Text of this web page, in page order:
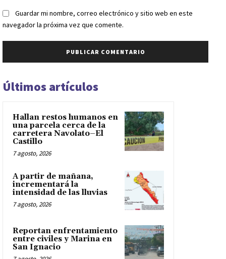
Guardar mi nombre, correo electrónico y sitio web en este
navegador la próxima vez que comente.
Últimos artículos
Hallan restos humanos en
una parcela cerca de la
carretera Navolato–El
Castillo
7 agosto, 2026
A partir de mañana,
incrementará la
intensidad de las lluvias
7 agosto, 2026
Reportan enfrentamiento
entre civiles y Marina en
San Ignacio